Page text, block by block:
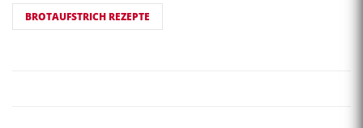
BROTAUFSTRICH REZEPTE